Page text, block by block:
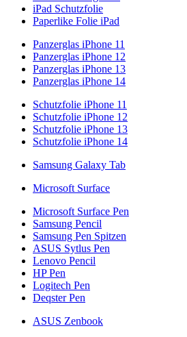
iPad Schutzfolie
Paperlike Folie iPad
Panzerglas iPhone 11
Panzerglas iPhone 12
Panzerglas iPhone 13
Panzerglas iPhone 14
Schutzfolie iPhone 11
Schutzfolie iPhone 12
Schutzfolie iPhone 13
Schutzfolie iPhone 14
Samsung Galaxy Tab
Microsoft Surface
Microsoft Surface Pen
Samsung Pencil
Samsung Pen Spitzen
ASUS Sytlus Pen
Lenovo Pencil
HP Pen
Logitech Pen
Deqster Pen
ASUS Zenbook